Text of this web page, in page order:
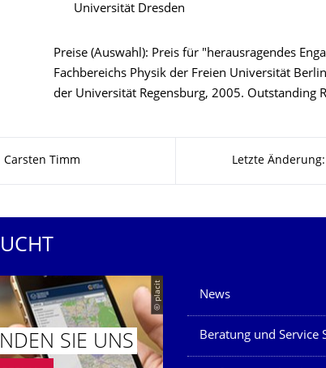
Universität Dresden
Preise (Auswahl): Preis für "herausragendes
Fachbereichs Physik der Freien Universität
der Universität Regensburg, 2005. Outstanding
Carsten Timm Letzte
© placit
SIE UNS
Unsere Dienste
News
Beratung und Service